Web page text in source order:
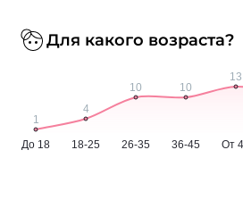
Для какого возраста?